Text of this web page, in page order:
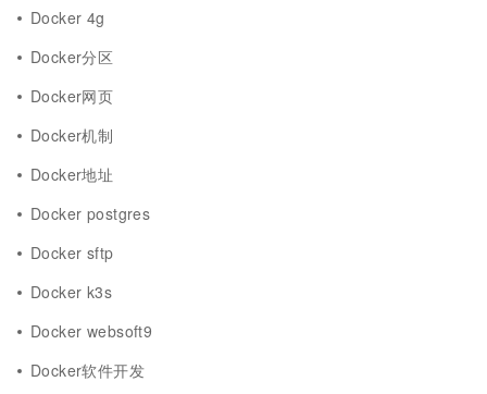
Docker 4g
Docker分区
Docker网页
Docker机制
Docker地址
Docker postgres
Docker sftp
Docker k3s
Docker websoft9
Docker软件开发